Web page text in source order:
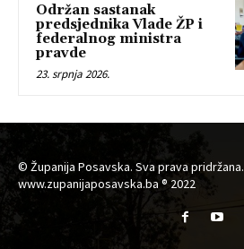
Održan sastanak
predsjednika Vlade ŽP i
federalnog ministra
pravde
23. srpnja 2026.
© Županija Posavska. Sva prava pridržana.
www.zupanijaposavska.ba ® 2022